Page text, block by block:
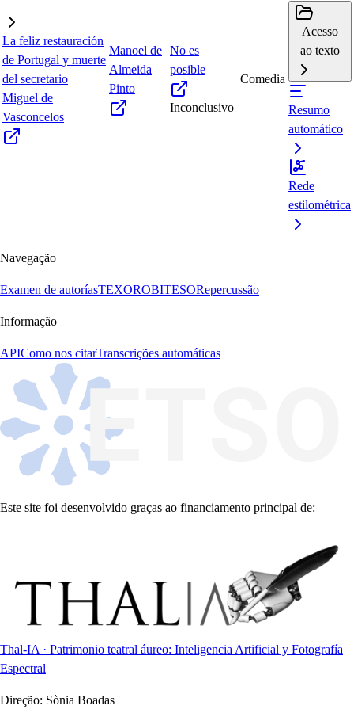
La feliz restauración
de Portugal y muerte
del secretario
Miguel de
Vasconcelos
Manoel de
Almeida
Pinto
No es
posible
Inconclusivo
Comedia
Acesso
ao texto
Resumo
automático
Rede
estilométrica
Navegação
Examen de autoríasTEXOROBITESORepercussão
Informação
APIComo nos citarTranscrições automáticas
Este site foi desenvolvido graças ao financiamento principal de:
Thal-IA · Patrimonio teatral áureo: Inteligencia Artificial y Fotografía
Espectral
Direção: Sònia Boadas